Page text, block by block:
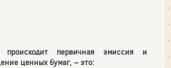
первичная эмиссия и
ценных бумаг, – это: